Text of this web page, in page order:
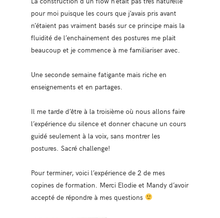
pour moi puisque les cours que j’avais pris avant
n’étaient pas vraiment basés sur ce principe mais la
fluidité de l’enchainement des postures me plait
beaucoup et je commence à me familiariser avec.
Une seconde semaine fatigante mais riche en
enseignements et en partages.
Il me tarde d’être à la troisième où nous allons faire
l’expérience du silence et donner chacune un cours
guidé seulement à la voix, sans montrer les
postures. Sacré challenge!
Pour terminer, voici l’expérience de 2 de mes
copines de formation. Merci Elodie et Mandy d’avoir
accepté de répondre à mes questions